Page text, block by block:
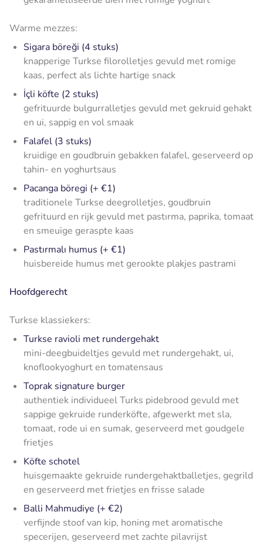
Warme mezzes:
Sigara böreği (4 stuks)
knapperige Turkse filorolletjes gevuld met romige
kaas, perfect als lichte hartige snack
İçli köfte (2 stuks)
gefrituurde bulgurralletjes gevuld met gekruid gehakt
en ui, sappig en vol smaak
Falafel (3 stuks)
kruidige en goudbruin gebakken falafel, geserveerd op
tahin- en yoghurtsaus
Pacanga böregi (+ €1)
traditionele Turkse deegrolletjes, goudbruin
gefrituurd en rijk gevuld met pastırma, paprika, tomaat
en smeuïge geraspte kaas
Pastırmalı humus (+ €1)
huisbereide humus met gerookte plakjes pastrami
Hoofdgerecht
Turkse klassiekers:
Turkse ravioli met rundergehakt
mini-deegbuideltjes gevuld met rundergehakt, ui,
knoflookyoghurt en tomatensaus
Toprak signature burger
authentiek individueel Turks pidebrood gevuld met
sappige gekruide runderköfte, afgewerkt met sla,
tomaat, rode ui en sumak, geserveerd met goudgele
frietjes
Köfte schotel
huisgemaakte gekruide rundergehaktballetjes, gegrild
en geserveerd met frietjes en frisse salade
Balli Mahmudiye (+ €2)
verfijnde stoof van kip, honing met aromatische
specerijen, geserveerd met zachte pilavrijst